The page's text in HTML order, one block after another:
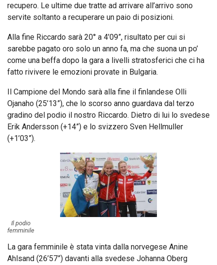
recupero. Le ultime due tratte ad arrivare all’arrivo sono
servite soltanto a recuperare un paio di posizioni.
Alla fine Riccardo sarà 20° a 4’09”, risultato per cui si
sarebbe pagato oro solo un anno fa, ma che suona un po’
come una beffa dopo la gara a livelli stratosferici che ci ha
fatto rivivere le emozioni provate in Bulgaria.
Il Campione del Mondo sarà alla fine il finlandese Olli
Ojanaho (25’13”), che lo scorso anno guardava dal terzo
gradino del podio il nostro Riccardo. Dietro di lui lo svedese
Erik Andersson (+14”) e lo svizzero Sven Hellmuller
(+1’03”).
Il podio
femminile
La gara femminile è stata vinta dalla norvegese Anine
Ahlsand (26’57”) davanti alla svedese Johanna Oberg